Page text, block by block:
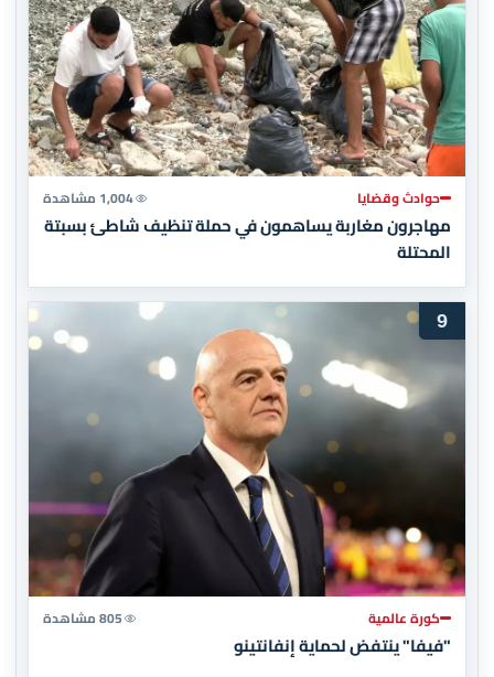
حوادث وقضايا 1,004 مشاهدة
مهاجرون مغاربة يساهمون في حملة تنظيف شاطئ بسبتة
المحتلة
9
كورة عالمية 805 مشاهدة
"فيفا" ينتفض لحماية إنفانتينو